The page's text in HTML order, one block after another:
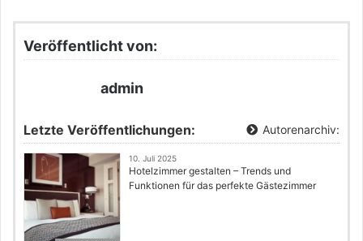
Veröffentlicht von:
admin
Letzte Veröffentlichungen: Autorenarchiv:
10. Juli 2025
Hotelzimmer gestalten – Trends und
Funktionen für das perfekte Gästezimmer